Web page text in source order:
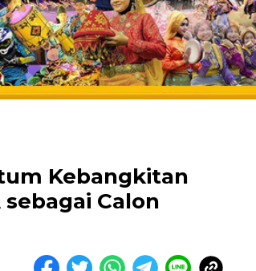
Kebangkitan
sebagai Calon